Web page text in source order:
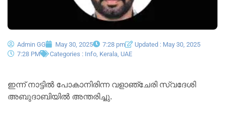
Admin GG May 30, 2025 7:28 pm
Updated : May 30, 2025
7:28 PM
Categories : Info Kerala UAE
ഇന്ന് നാട്ടിൽ പോകാനിരിന്ന വളാഞ്ചേരി സ്വദേശി
അബുദാബിയിൽ അന്തരിച്ചു.